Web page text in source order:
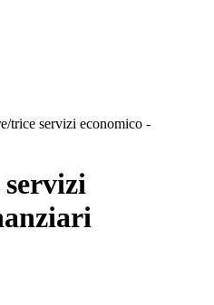
trice servizi economico -